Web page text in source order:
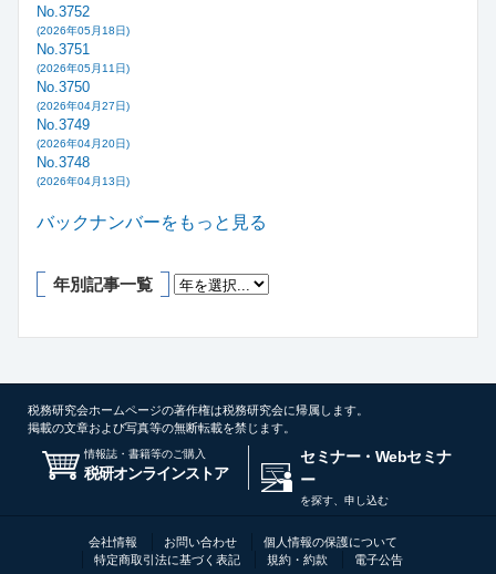
No.3752
(2026年05月18日)
No.3751
(2026年05月11日)
No.3750
(2026年04月27日)
No.3749
(2026年04月20日)
No.3748
(2026年04月13日)
バックナンバーをもっと見る
年別記事一覧
税務研究会ホームページの著作権は税務研究会に帰属します。
掲載の文章および写真等の無断転載を禁じます。
情報誌・書籍等のご購入
税研オンラインストア
セミナー・Webセミナ
ー
を探す、申し込む
会社情報 お問い合わせ
個人情報の保護について
特定商取引法に基づく表記
規約・約款 電子公告